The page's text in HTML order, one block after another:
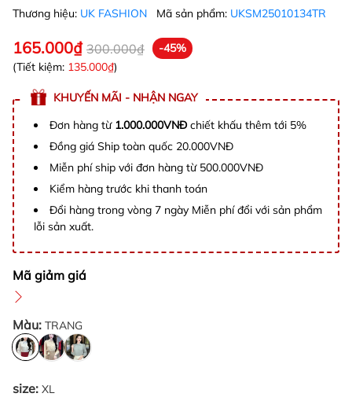
Thương hiệu: UK FASHION Mã sản phẩm: UKSM25010134TR
165.000₫ 300.000₫
-45%
(Tiết kiệm: 135.000₫)
KHUYẾN MÃI - NHẬN NGAY
Đơn hàng từ 1.000.000VNĐchiết khấu thêm tới 5%
Đồng giá Ship toàn quốc 20.000VNĐ
Miễn phí ship với đơn hàng từ 500.000VNĐ
Kiểm hàng trước khi thanh toán
Đổi hàng trong vòng 7 ngày Miễn phí đổi với sản phẩm
lỗi sản xuất.
Mã giảm giá
Màu: TRANG
size: XL